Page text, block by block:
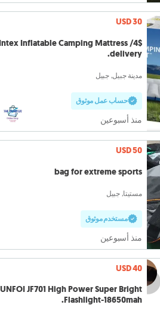
USD 30
Inflatable Camping Mattress /4$
delivery.
مدينة جبيل, جبيل
حساب عمل موثوق
منذ أسبوعين
USD 50
bag for extreme sports
مستيتا, جبيل
مستخدم موثوق
منذ أسبوعين
USD 40
JF701 High Power Super Bright
Flashlight-18650mah.